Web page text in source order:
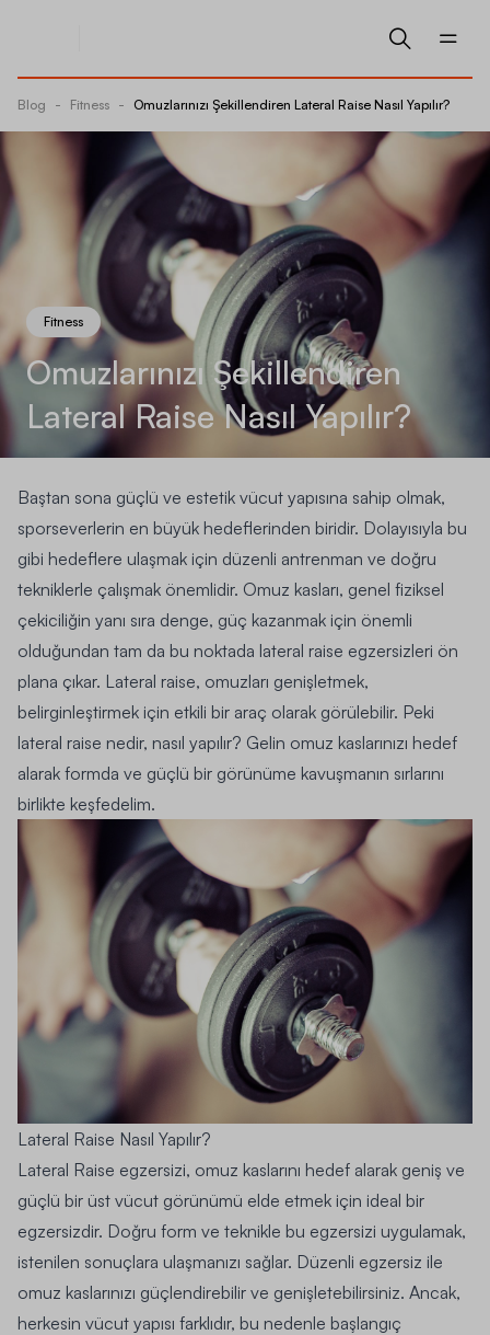
Blog - Fitness - Omuzlarınızı Şekillendiren Lateral Raise Nasıl Yapılır?
Fitness
Omuzlarınızı Şekillendiren
Lateral Raise Nasıl Yapılır?
Baştan sona güçlü ve estetik vücut yapısına sahip olmak,
sporseverlerin en büyük hedeflerinden biridir. Dolayısıyla bu
gibi hedeflere ulaşmak için düzenli antrenman ve doğru
tekniklerle çalışmak önemlidir. Omuz kasları, genel fiziksel
çekiciliğin yanı sıra denge, güç kazanmak için önemli
olduğundan tam da bu noktada lateral raise egzersizleri ön
plana çıkar. Lateral raise, omuzları genişletmek,
belirginleştirmek için etkili bir araç olarak görülebilir. Peki
lateral raise nedir, nasıl yapılır? Gelin omuz kaslarınızı hedef
alarak formda ve güçlü bir görünüme kavuşmanın sırlarını
birlikte keşfedelim.
Lateral Raise Nasıl Yapılır?
Lateral Raise egzersizi, omuz kaslarını hedef alarak geniş ve
güçlü bir üst vücut görünümü elde etmek için ideal bir
egzersizdir. Doğru form ve teknikle bu egzersizi uygulamak,
istenilen sonuçlara ulaşmanızı sağlar. Düzenli egzersiz ile
omuz kaslarınızı güçlendirebilir ve genişletebilirsiniz. Ancak,
herkesin vücut yapısı farklıdır, bu nedenle başlangıç